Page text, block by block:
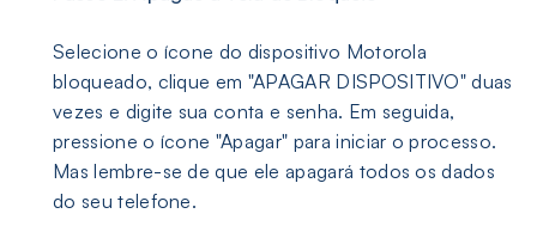
Selecione o ícone do dispositivo Motorola
bloqueado, clique em "APAGAR DISPOSITIVO" duas
vezes e digite sua conta e senha. Em seguida,
pressione o ícone "Apagar" para iniciar o processo.
Mas lembre-se de que ele apagará todos os dados
do seu telefone.